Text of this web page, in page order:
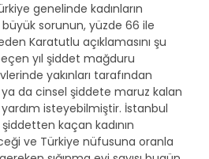
genelinde kadınların
sorunun, yüzde 66 ile
Karatutlu açıklamasını şu
yıl şiddet mağduru
yakınları tarafından
da cinsel şiddete maruz kalan
yardım isteyebilmiştir. İstanbul
kaçan kadının
ve Türkiye nüfusuna oranla